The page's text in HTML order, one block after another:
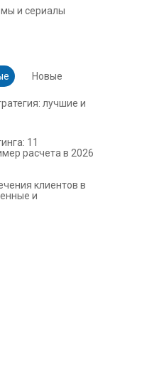
и сериалы
Новые
лучшие и
11
расчета в 2026
клиентов в
и